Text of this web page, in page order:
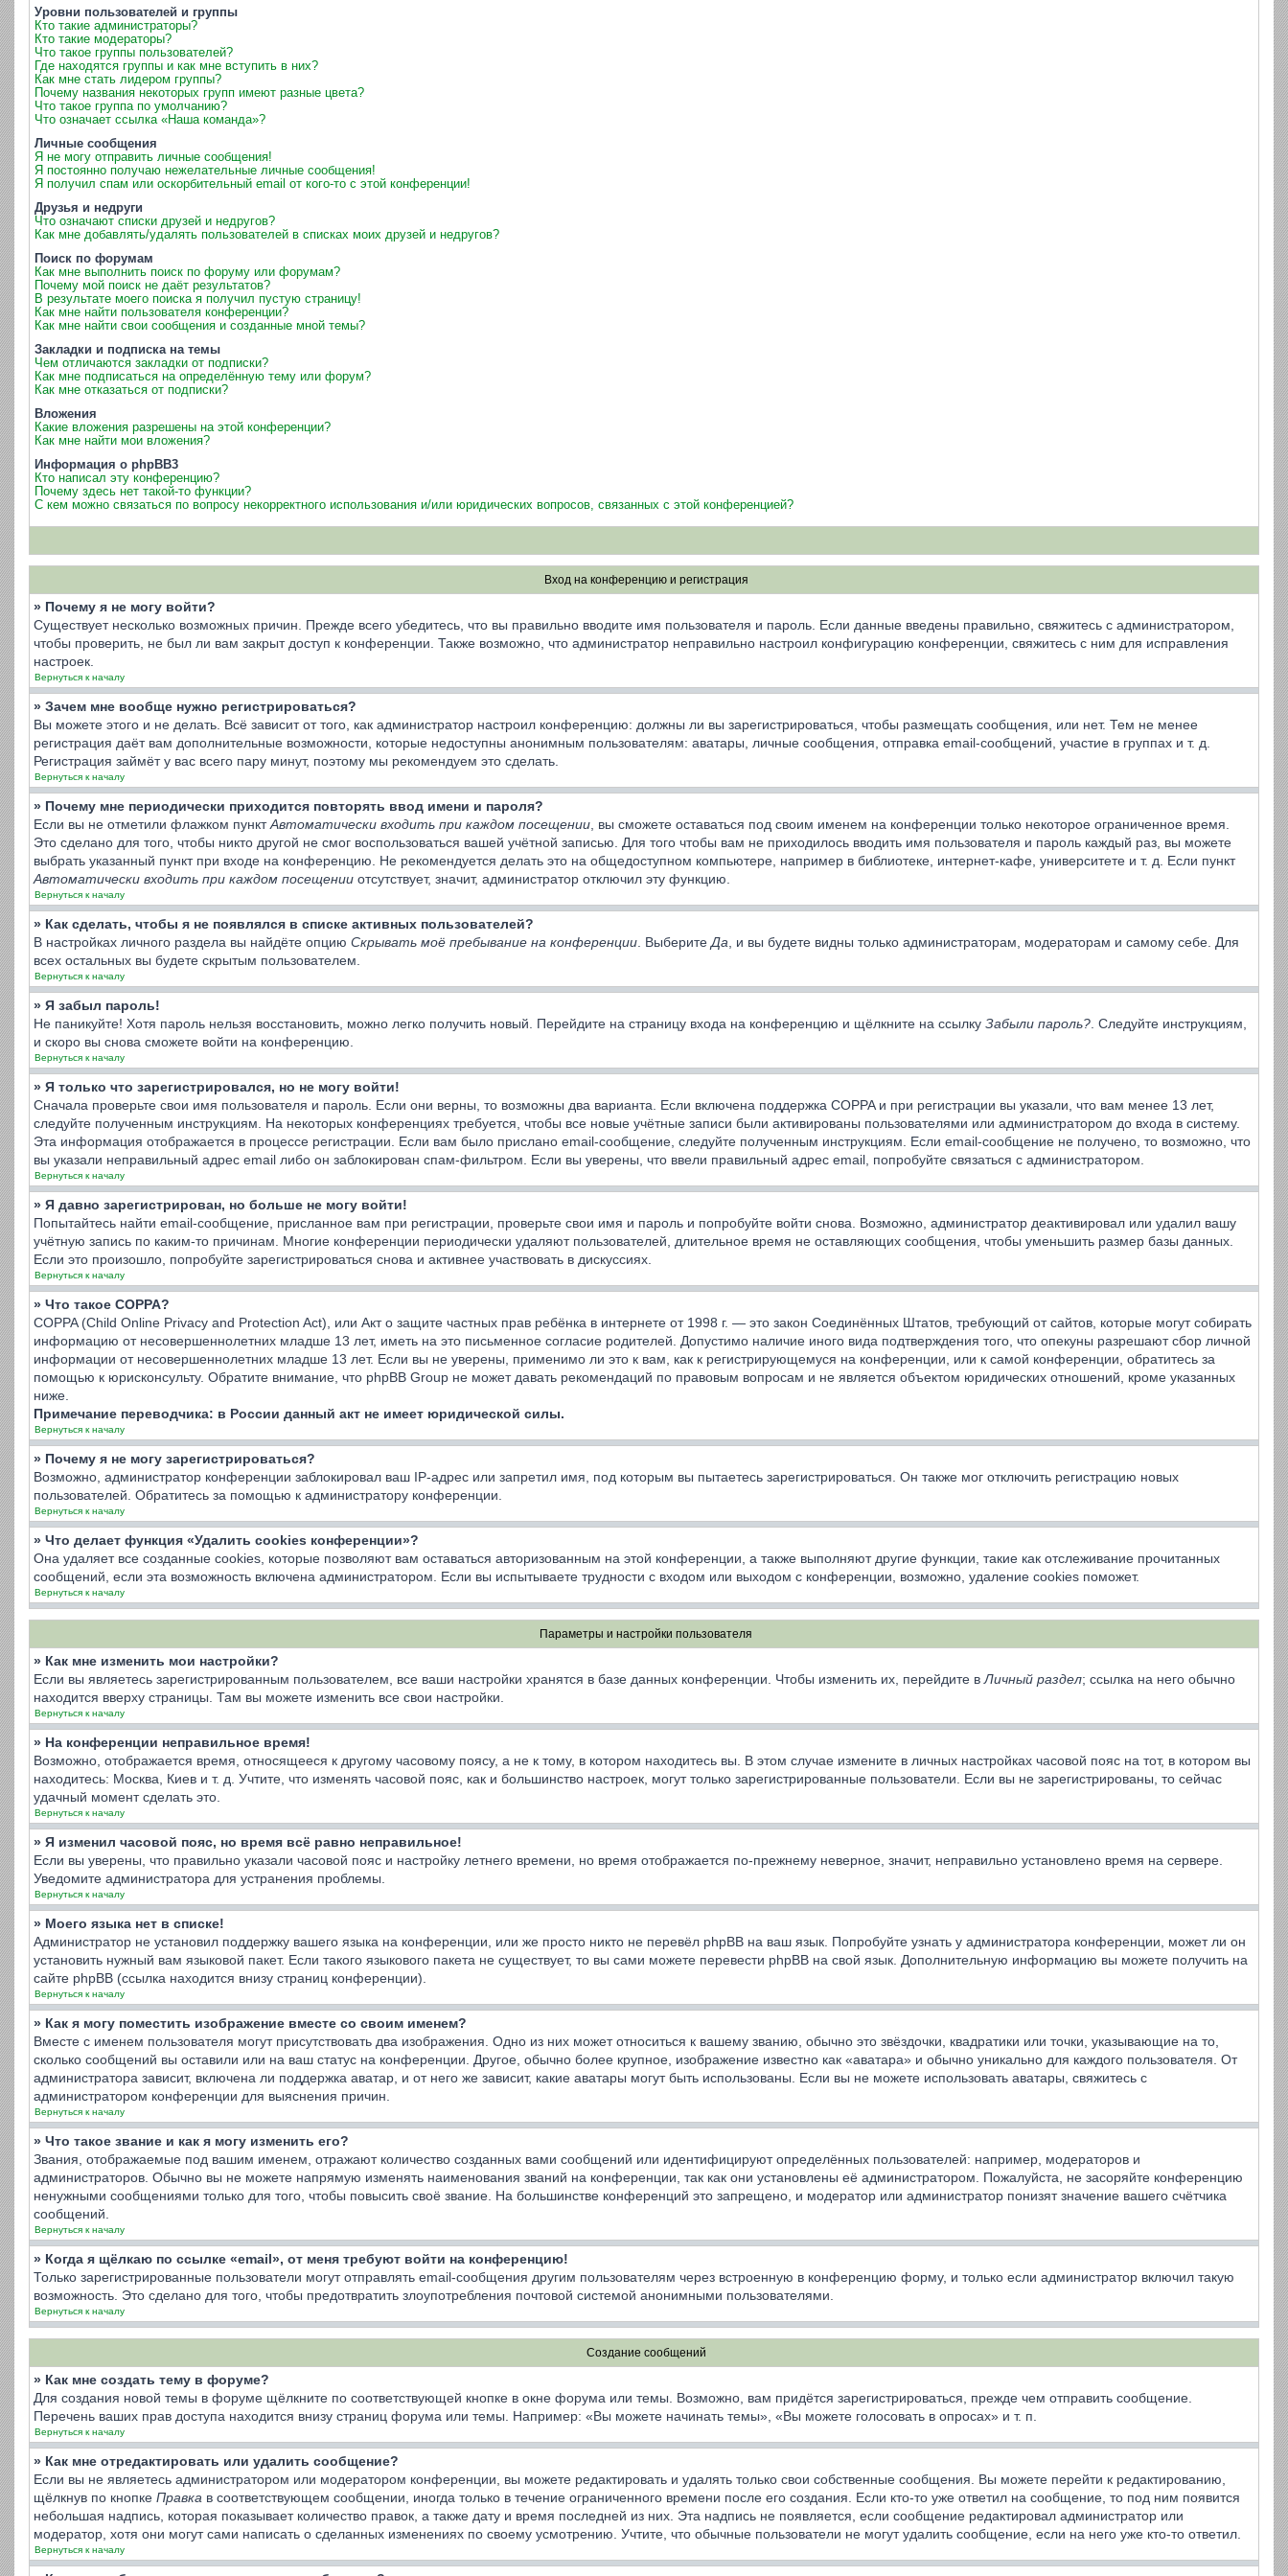
Уровни пользователей и группы
Кто такие администраторы?
Кто такие модераторы?
Что такое группы пользователей?
Где находятся группы и как мне вступить в них?
Как мне стать лидером группы?
Почему названия некоторых групп имеют разные цвета?
Что такое группа по умолчанию?
Что означает ссылка «Наша команда»?
Личные сообщения
Я не могу отправить личные сообщения!
Я постоянно получаю нежелательные личные сообщения!
Я получил спам или оскорбительный email от кого-то с этой конференции!
Друзья и недруги
Что означают списки друзей и недругов?
Как мне добавлять/удалять пользователей в списках моих друзей и недругов?
Поиск по форумам
Как мне выполнить поиск по форуму или форумам?
Почему мой поиск не даёт результатов?
В результате моего поиска я получил пустую страницу!
Как мне найти пользователя конференции?
Как мне найти свои сообщения и созданные мной темы?
Закладки и подписка на темы
Чем отличаются закладки от подписки?
Как мне подписаться на определённую тему или форум?
Как мне отказаться от подписки?
Вложения
Какие вложения разрешены на этой конференции?
Как мне найти мои вложения?
Информация о phpBB3
Кто написал эту конференцию?
Почему здесь нет такой-то функции?
С кем можно связаться по вопросу некорректного использования и/или юридических вопросов, связанных с этой конференцией?
Вход на конференцию и регистрация
» Почему я не могу войти?
Существует несколько возможных причин. Прежде всего убедитесь, что вы правильно вводите имя пользователя и пароль. Если данные введены правильно, свяжитесь с администратором,
чтобы проверить, не был ли вам закрыт доступ к конференции. Также возможно, что администратор неправильно настроил конфигурацию конференции, свяжитесь с ним для исправления
настроек.
Вернуться к началу
» Зачем мне вообще нужно регистрироваться?
Вы можете этого и не делать. Всё зависит от того, как администратор настроил конференцию: должны ли вы зарегистрироваться, чтобы размещать сообщения, или нет. Тем не менее
регистрация даёт вам дополнительные возможности, которые недоступны анонимным пользователям: аватары, личные сообщения, отправка email-сообщений, участие в группах и т. д.
Регистрация займёт у вас всего пару минут, поэтому мы рекомендуем это сделать.
Вернуться к началу
» Почему мне периодически приходится повторять ввод имени и пароля?
Если вы не отметили флажком пунктАвтоматически входить при каждом посещении, вы сможете оставаться под своим именем на конференции только некоторое ограниченное время.
Это сделано для того, чтобы никто другой не смог воспользоваться вашей учётной записью. Для того чтобы вам не приходилось вводить имя пользователя и пароль каждый раз, вы можете
выбрать указанный пункт при входе на конференцию. Не рекомендуется делать это на общедоступном компьютере, например в библиотеке, интернет-кафе, университете и т. д. Если пункт
Автоматически входить при каждом посещении отсутствует, значит, администратор отключил эту функцию.
Вернуться к началу
» Как сделать, чтобы я не появлялся в списке активных пользователей?
В настройках личного раздела вы найдёте опцию Скрывать моё пребывание на конференции. ВыберитеДа, и вы будете видны только администраторам, модераторам и самому себе. Для
всех остальных вы будете скрытым пользователем.
Вернуться к началу
» Я забыл пароль!
Не паникуйте! Хотя пароль нельзя восстановить, можно легко получить новый. Перейдите на страницу входа на конференцию и щёлкните на ссылку Забыли пароль?. Следуйте инструкциям,
и скоро вы снова сможете войти на конференцию.
Вернуться к началу
» Я только что зарегистрировался, но не могу войти!
Сначала проверьте свои имя пользователя и пароль. Если они верны, то возможны два варианта. Если включена поддержка COPPA и при регистрации вы указали, что вам менее 13 лет,
следуйте полученным инструкциям. На некоторых конференциях требуется, чтобы все новые учётные записи были активированы пользователями или администратором до входа в систему.
Эта информация отображается в процессе регистрации. Если вам было прислано email-сообщение, следуйте полученным инструкциям. Если email-сообщение не получено, то возможно, что
вы указали неправильный адрес email либо он заблокирован спам-фильтром. Если вы уверены, что ввели правильный адрес email, попробуйте связаться с администратором.
Вернуться к началу
» Я давно зарегистрирован, но больше не могу войти!
Попытайтесь найти email-сообщение, присланное вам при регистрации, проверьте свои имя и пароль и попробуйте войти снова. Возможно, администратор деактивировал или удалил вашу
учётную запись по каким-то причинам. Многие конференции периодически удаляют пользователей, длительное время не оставляющих сообщения, чтобы уменьшить размер базы данных.
Если это произошло, попробуйте зарегистрироваться снова и активнее участвовать в дискуссиях.
Вернуться к началу
» Что такое COPPA?
COPPA (Child Online Privacy and Protection Act), или Акт о защите частных прав ребёнка в интернете от 1998 г. — это закон Соединённых Штатов, требующий от сайтов, которые могут собирать
информацию от несовершеннолетних младше 13 лет, иметь на это письменное согласие родителей. Допустимо наличие иного вида подтверждения того, что опекуны разрешают сбор личной
информации от несовершеннолетних младше 13 лет. Если вы не уверены, применимо ли это к вам, как к регистрирующемуся на конференции, или к самой конференции, обратитесь за
помощью к юрисконсульту. Обратите внимание, что phpBB Group не может давать рекомендаций по правовым вопросам и не является объектом юридических отношений, кроме указанных
ниже.
Примечание переводчика: в России данный акт не имеет юридической силы.
Вернуться к началу
» Почему я не могу зарегистрироваться?
Возможно, администратор конференции заблокировал ваш IP-адрес или запретил имя, под которым вы пытаетесь зарегистрироваться. Он также мог отключить регистрацию новых
пользователей. Обратитесь за помощью к администратору конференции.
Вернуться к началу
» Что делает функция «Удалить cookies конференции»?
Она удаляет все созданные cookies, которые позволяют вам оставаться авторизованным на этой конференции, а также выполняют другие функции, такие как отслеживание прочитанных
сообщений, если эта возможность включена администратором. Если вы испытываете трудности с входом или выходом с конференции, возможно, удаление cookies поможет.
Вернуться к началу
Параметры и настройки пользователя
» Как мне изменить мои настройки?
Если вы являетесь зарегистрированным пользователем, все ваши настройки хранятся в базе данных конференции. Чтобы изменить их, перейдите вЛичный раздел; ссылка на него обычно
находится вверху страницы. Там вы можете изменить все свои настройки.
Вернуться к началу
» На конференции неправильное время!
Возможно, отображается время, относящееся к другому часовому поясу, а не к тому, в котором находитесь вы. В этом случае измените в личных настройках часовой пояс на тот, в котором вы
находитесь: Москва, Киев и т. д. Учтите, что изменять часовой пояс, как и большинство настроек, могут только зарегистрированные пользователи. Если вы не зарегистрированы, то сейчас
удачный момент сделать это.
Вернуться к началу
» Я изменил часовой пояс, но время всё равно неправильное!
Если вы уверены, что правильно указали часовой пояс и настройку летнего времени, но время отображается по-прежнему неверное, значит, неправильно установлено время на сервере.
Уведомите администратора для устранения проблемы.
Вернуться к началу
» Моего языка нет в списке!
Администратор не установил поддержку вашего языка на конференции, или же просто никто не перевёл phpBB на ваш язык. Попробуйте узнать у администратора конференции, может ли он
установить нужный вам языковой пакет. Если такого языкового пакета не существует, то вы сами можете перевести phpBB на свой язык. Дополнительную информацию вы можете получить на
сайте phpBB (ссылка находится внизу страниц конференции).
Вернуться к началу
» Как я могу поместить изображение вместе со своим именем?
Вместе с именем пользователя могут присутствовать два изображения. Одно из них может относиться к вашему званию, обычно это звёздочки, квадратики или точки, указывающие на то,
сколько сообщений вы оставили или на ваш статус на конференции. Другое, обычно более крупное, изображение известно как «аватара» и обычно уникально для каждого пользователя. От
администратора зависит, включена ли поддержка аватар, и от него же зависит, какие аватары могут быть использованы. Если вы не можете использовать аватары, свяжитесь с
администратором конференции для выяснения причин.
Вернуться к началу
» Что такое звание и как я могу изменить его?
Звания, отображаемые под вашим именем, отражают количество созданных вами сообщений или идентифицируют определённых пользователей: например, модераторов и
администраторов. Обычно вы не можете напрямую изменять наименования званий на конференции, так как они установлены её администратором. Пожалуйста, не засоряйте конференцию
ненужными сообщениями только для того, чтобы повысить своё звание. На большинстве конференций это запрещено, и модератор или администратор понизят значение вашего счётчика
сообщений.
Вернуться к началу
» Когда я щёлкаю по ссылке «email», от меня требуют войти на конференцию!
Только зарегистрированные пользователи могут отправлять email-сообщения другим пользователям через встроенную в конференцию форму, и только если администратор включил такую
возможность. Это сделано для того, чтобы предотвратить злоупотребления почтовой системой анонимными пользователями.
Вернуться к началу
Создание сообщений
» Как мне создать тему в форуме?
Для создания новой темы в форуме щёлкните по соответствующей кнопке в окне форума или темы. Возможно, вам придётся зарегистрироваться, прежде чем отправить сообщение.
Перечень ваших прав доступа находится внизу страниц форума или темы. Например: «Вы можете начинать темы», «Вы можете голосовать в опросах» и т. п.
Вернуться к началу
» Как мне отредактировать или удалить сообщение?
Если вы не являетесь администратором или модератором конференции, вы можете редактировать и удалять только свои собственные сообщения. Вы можете перейти к редактированию,
щёлкнув по кнопке Правка в соответствующем сообщении, иногда только в течение ограниченного времени после его создания. Если кто-то уже ответил на сообщение, то под ним появится
небольшая надпись, которая показывает количество правок, а также дату и время последней из них. Эта надпись не появляется, если сообщение редактировал администратор или
модератор, хотя они могут сами написать о сделанных изменениях по своему усмотрению. Учтите, что обычные пользователи не могут удалить сообщение, если на него уже кто-то ответил.
Вернуться к началу